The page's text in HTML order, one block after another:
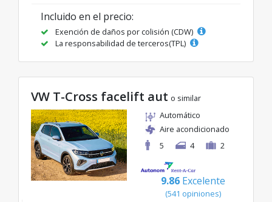
Incluido en el precio:
Exención de daños por colisión (CDW)
La responsabilidad de terceros(TPL)
VW T-Cross facelift aut o similar
Automático
Aire acondicionado
5
4 2
9.86 Excelente
(541 opiniones)